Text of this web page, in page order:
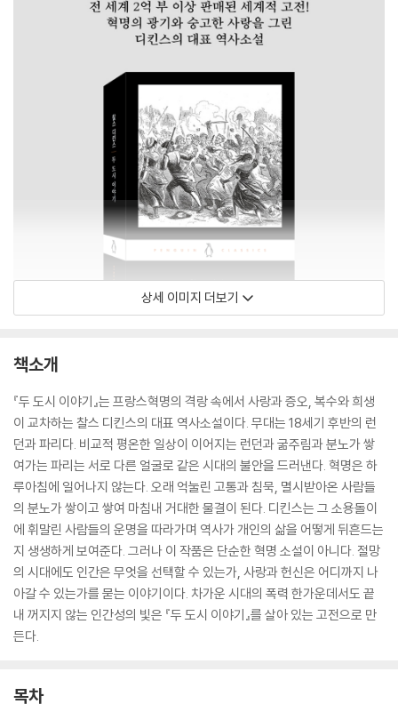
상세 이미지 더보기
책소개
『두 도시 이야기』는 프랑스혁명의 격랑 속에서 사랑과 증오, 복수와 희생
이 교차하는 찰스 디킨스의 대표 역사소설이다. 무대는 18세기 후반의 런
던과 파리다. 비교적 평온한 일상이 이어지는 런던과 굶주림과 분노가 쌓
여가는 파리는 서로 다른 얼굴로 같은 시대의 불안을 드러낸다. 혁명은 하
루아침에 일어나지 않는다. 오래 억눌린 고통과 침묵, 멸시받아온 사람들
의 분노가 쌓이고 쌓여 마침내 거대한 물결이 된다. 디킨스는 그 소용돌이
에 휘말린 사람들의 운명을 따라가며 역사가 개인의 삶을 어떻게 뒤흔드는
지 생생하게 보여준다. 그러나 이 작품은 단순한 혁명 소설이 아니다. 절망
의 시대에도 인간은 무엇을 선택할 수 있는가, 사랑과 헌신은 어디까지 나
아갈 수 있는가를 묻는 이야기이다. 차가운 시대의 폭력 한가운데서도 끝
내 꺼지지 않는 인간성의 빛은 『두 도시 이야기』를 살아 있는 고전으로 만
든다.
목차